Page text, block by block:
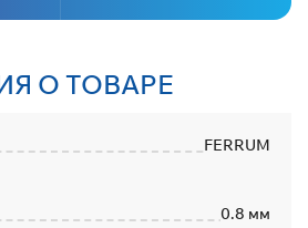
О ТОВАРЕ
FERRUM
0.8 мм